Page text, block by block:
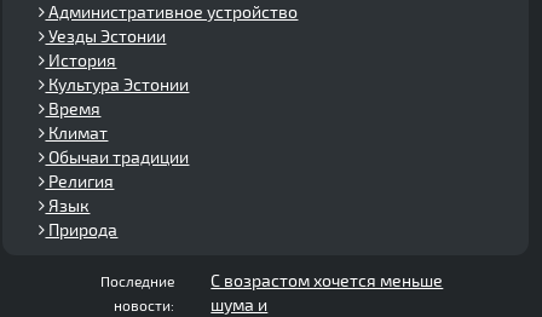
Административное устройство
Уезды Эстонии
История
Культура Эстонии
Время
Климат
Обычаи традиции
Религия
Язык
Природа
Последние
новости:
С возрастом хочется меньше
шума и